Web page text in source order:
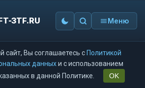
3TF.RU Меню
сайт, Вы соглашаетесь с Политикой
данныхи с использованием
в данной Политике.
OK